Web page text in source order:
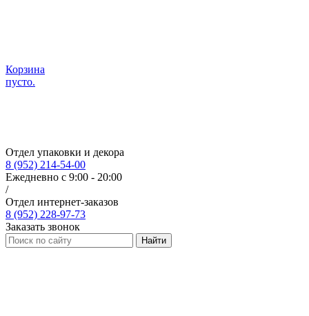
Корзина
пусто.
Отдел упаковки и декора
8 (952) 214-54-00
Ежедневно с 9:00 - 20:00
/
Отдел интернет-заказов
8 (952) 228-97-73
Заказать звонок
Найти